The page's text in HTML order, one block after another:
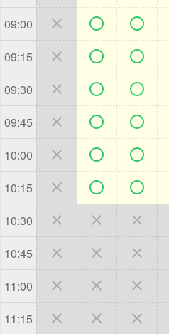
09:00   
09:15   
09:30   
09:45   
10:00   
10:15   
10:30   
10:45   
11:00   
11:15   